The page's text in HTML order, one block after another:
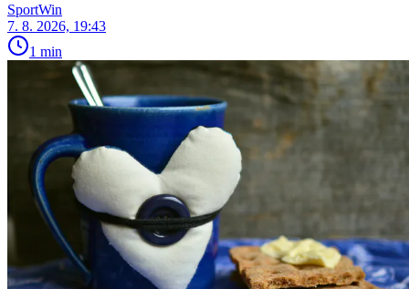
SportWin
7. 8. 2026, 19:43
1 min